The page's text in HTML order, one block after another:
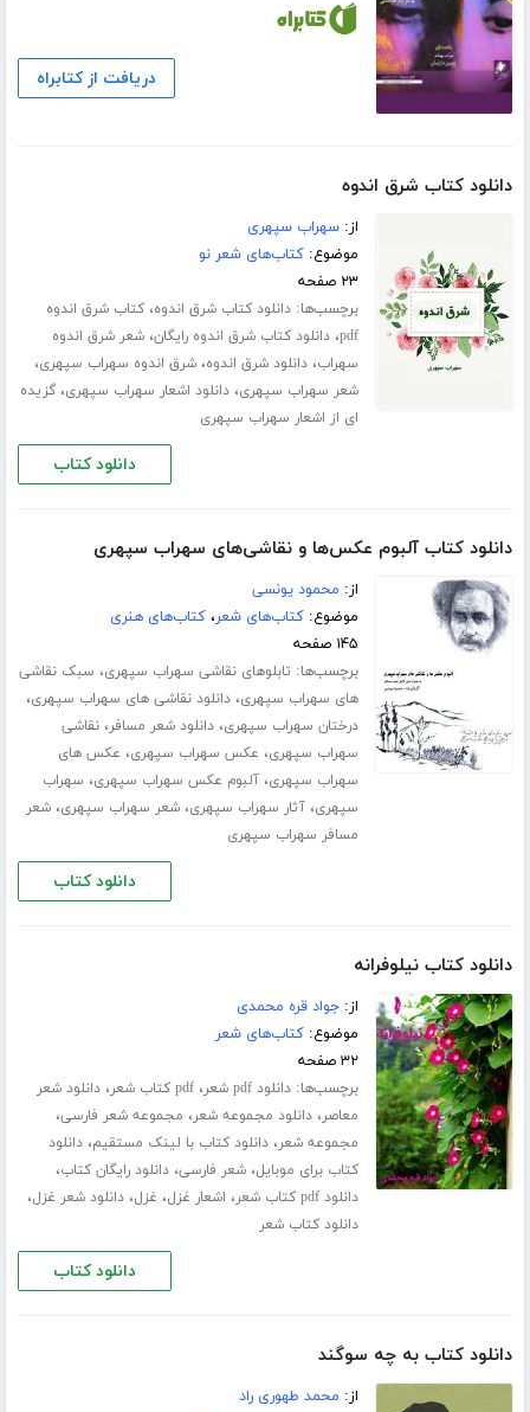
دریافت از کتابراه
دانلود کتاب شرق اندوه
از:سهراب سپهری
موضوع:کتاب‌های شعر نو
۲۳ صفحه
برچسب‌ها:دانلود کتاب شرق اندوه،کتاب شرق اندوه
pdf،دانلود کتاب شرق اندوه رایگان،شعر شرق اندوه
سهراب،دانلود شرق اندوه،شرق اندوه سهراب سپهری،
شعر سهراب سپهری،دانلود اشعار سهراب سپهری،گزیده
ای از اشعار سهراب سپهری
دانلود کتاب
دانلود کتاب آلبوم عکس‌ها و نقاشی‌های سهراب سپهری
از: محمود یونسی
موضوع:کتاب‌های شعر،کتاب‌های هنری
۱۴۵ صفحه
برچسب‌ها: تابلوهای نقاشی سهراب سپهری، سبک نقاشی
های سهراب سپهری،دانلود نقاشی های سهراب سپهری،
درختان سهراب سپهری،دانلود شعر مسافر،نقاشی
سهراب سپهری، عکس سهراب سپهری، عکس های
سهراب سپهری،آلبوم عکس سهراب سپهری، سهراب
سپهری،آثار سهراب سپهری،شعر سهراب سپهری،شعر
مسافر سهراب سپهری
دانلود کتاب
دانلود کتاب نیلوفرانه
از:جواد قره محمدی
موضوع:کتاب‌های شعر
۳۲ صفحه
برچسب‌ها:دانلود pdf شعر ،pdf کتاب شعر ،دانلود شعر
معاصر،دانلود مجموعه شعر، مجموعه شعر فارسی،
مجموعه شعر،دانلود کتاب با لینک مستقیم،دانلود
کتاب برای موبایل،شعر فارسی،دانلود رایگان کتاب،
دانلود pdf کتاب شعر ، اشعار غزل، غزل،دانلود شعر غزل،
دانلود کتاب شعر
دانلود کتاب
دانلود کتاب به چه سوگند
از: محمد طهوری راد